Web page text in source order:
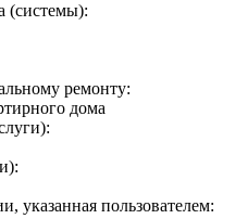
(системы):
ремонту:
дома
указанная пользователем: